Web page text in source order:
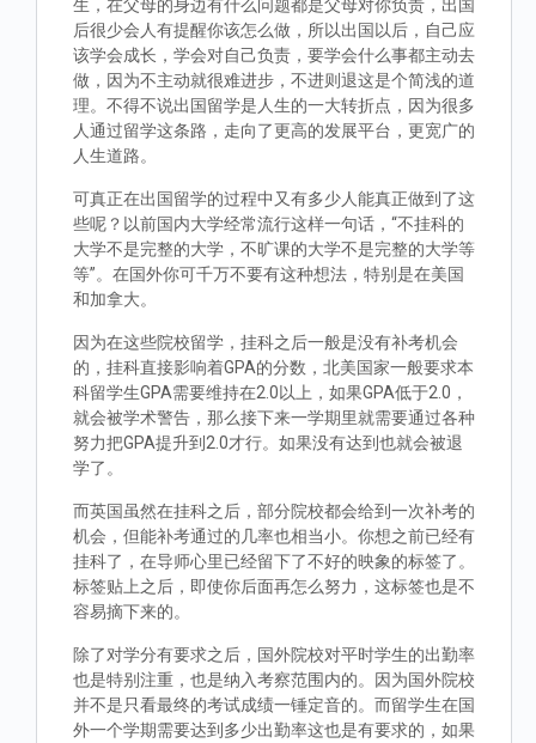
生，在父母的身边有什么问题都是父母对你负责，出国
后很少会人有提醒你该怎么做，所以出国以后，自己应
该学会成长，学会对自己负责，要学会什么事都主动去
做，因为不主动就很难进步，不进则退这是个简浅的道
理。不得不说出国留学是人生的一大转折点，因为很多
人通过留学这条路，走向了更高的发展平台，更宽广的
人生道路。
可真正在出国留学的过程中又有多少人能真正做到了这
些呢？以前国内大学经常流行这样一句话，“不挂科的
大学不是完整的大学，不旷课的大学不是完整的大学等
等”。在国外你可千万不要有这种想法，特别是在美国
和加拿大。
因为在这些院校留学，挂科之后一般是没有补考机会
的，挂科直接影响着GPA的分数，北美国家一般要求本
科留学生GPA需要维持在2.0以上，如果GPA低于2.0，
就会被学术警告，那么接下来一学期里就需要通过各种
努力把GPA提升到2.0才行。如果没有达到也就会被退
学了。
而英国虽然在挂科之后，部分院校都会给到一次补考的
机会，但能补考通过的几率也相当小。你想之前已经有
挂科了，在导师心里已经留下了不好的映象的标签了。
标签贴上之后，即使你后面再怎么努力，这标签也是不
容易摘下来的。
除了对学分有要求之后，国外院校对平时学生的出勤率
也是特别注重，也是纳入考察范围内的。因为国外院校
并不是只看最终的考试成绩一锤定音的。而留学生在国
外一个学期需要达到多少出勤率这也是有要求的，如果